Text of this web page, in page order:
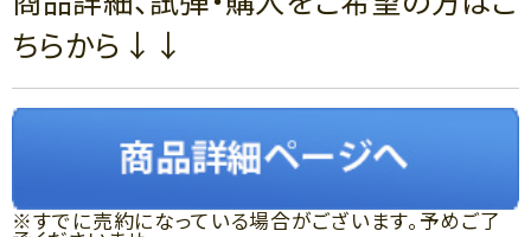
ちらから↓↓
※すでに売約になっている場合がございます。予めご了